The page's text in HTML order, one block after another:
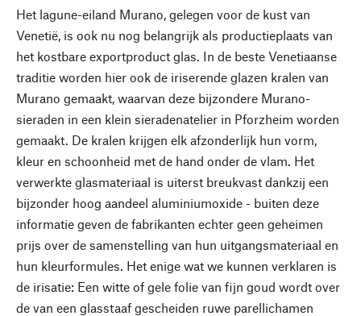
Het lagune-eiland Murano, gelegen voor de kust van
Venetië, is ook nu nog belangrijk als productieplaats van
het kostbare exportproduct glas. In de beste Venetiaanse
traditie worden hier ook de iriserende glazen kralen van
Murano gemaakt, waarvan deze bijzondere Murano-
sieraden in een klein sieradenatelier in Pforzheim worden
gemaakt. De kralen krijgen elk afzonderlijk hun vorm,
kleur en schoonheid met de hand onder de vlam. Het
verwerkte glasmateriaal is uiterst breukvast dankzij een
bijzonder hoog aandeel aluminiumoxide - buiten deze
informatie geven de fabrikanten echter geen geheimen
prijs over de samenstelling van hun uitgangsmateriaal en
hun kleurformules. Het enige wat we kunnen verklaren is
de irisatie: Een witte of gele folie van fijn goud wordt over
de van een glasstaaf gescheiden ruwe parellichamen